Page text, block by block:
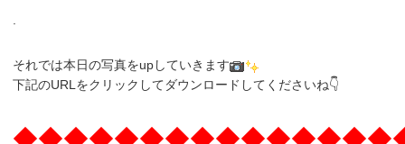
それでは本日の写真をupしていきます
下記のURLをクリックしてダウンロードしてくださいね👇